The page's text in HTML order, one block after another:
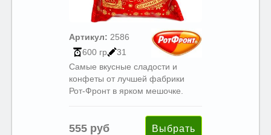
Артикул: 2586
600 гр
31
Самые вкусные сладости и
конфеты от лучшей фабрики
Рот-Фронт в ярком мешочке.
555 руб